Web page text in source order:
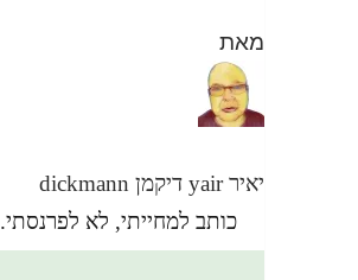
מאת
יאיר yair דיקמן dickmann
כותב למחייתי, לא לפרנסתי.